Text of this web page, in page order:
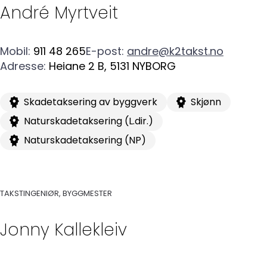
André Myrtveit
Mobil: 911 48 265E-post: andre@k2takst.no
Adresse: Heiane 2 B, 5131 NYBORG
Skadetaksering av byggverk
Skjønn
Naturskadetaksering (L.dir.)
Naturskadetaksering (NP)
TAKSTINGENIØR, BYGGMESTER
Jonny Kallekleiv